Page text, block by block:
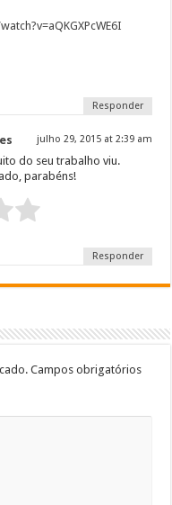
Rating
Responder
julho 29, 2015 at 2:39 am
do seu trabalho viu.
parabéns!
Submit Rating
Responder
Campos obrigatórios